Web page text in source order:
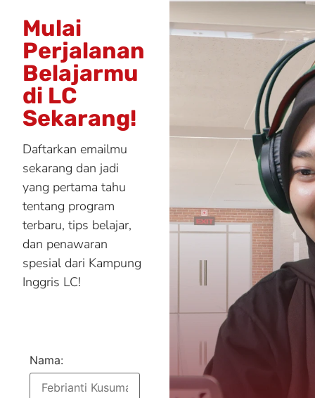
Mulai
Perjalanan
Belajarmu
di LC
Sekarang!
Daftarkan emailmu
sekarang dan jadi
yang pertama tahu
tentang program
terbaru, tips belajar,
dan penawaran
spesial dari Kampung
Inggris LC!
Nama: